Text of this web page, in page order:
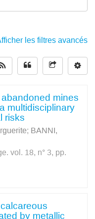
les filtres avancés
mines
multidisciplinary
risks
; BANNI,
vol. 18, n° 3, pp.
by metallic